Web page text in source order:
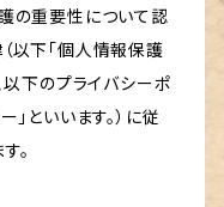
の重要性について認
以下「個人情報保護
以下のプライバシーポ
」といいます。）に従
。